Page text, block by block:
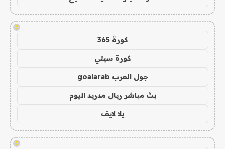
!
كورة 365
كورة سيتي
جول العرب goalarab
بث مباشر ريال مدريد اليوم
يلا لايف
!